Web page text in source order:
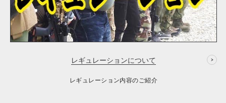
レギュレーションについて
レギュレーション内容のご紹介